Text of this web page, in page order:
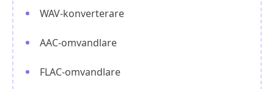
WAV-konverterare
AAC-omvandlare
FLAC-omvandlare